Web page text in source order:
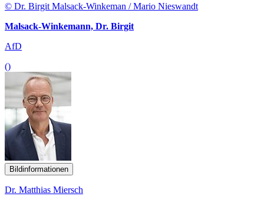
© Dr. Birgit Malsack-Winkeman / Mario Nieswandt
Malsack-Winkemann, Dr. Birgit
AfD
()
Bildinformationen
Dr. Matthias Miersch